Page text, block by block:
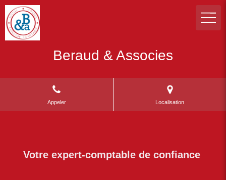
Beraud & Associes
Appeler Localisation
Votre expert-comptable de confiance